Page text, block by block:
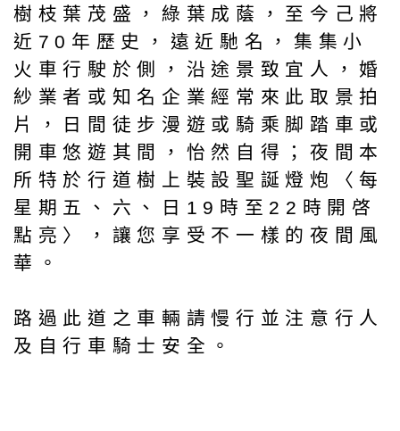
樹枝葉茂盛，綠葉成蔭，至今己將
近70年歷史，遠近馳名，集集小
火車行駛於側，沿途景致宜人，婚
紗業者或知名企業經常來此取景拍
片，日間徒步漫遊或騎乘脚踏車或
開車悠遊其間，怡然自得；夜間本
所特於行道樹上裝設聖誕燈炮〈每
星期五、六、日19時至22時開啓
點亮〉，讓您享受不一樣的夜間風
華。
路過此道之車輛請慢行並注意行人
及自行車騎士安全。